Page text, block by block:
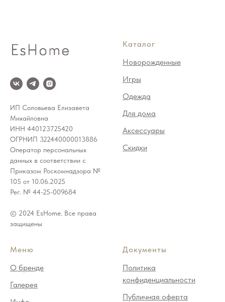
ИП Соловьева Елизавета
Михайловна
ИНН 440123725420
ОГРНИП 322440000013886
Оператор персональных
данных в соответствии с
Приказом Роскомнадзора №
105 от 10.06.2025
Рег. № 44-25-009684
© 2024 EsHome. Все права
защищены
Каталог
Новорожденные
Игры
Одежда
Для дома
Аксессуары
Скидки
Меню
О бренде
Галерея
Документы
Политика
конфиденциальности
Публичная оферта